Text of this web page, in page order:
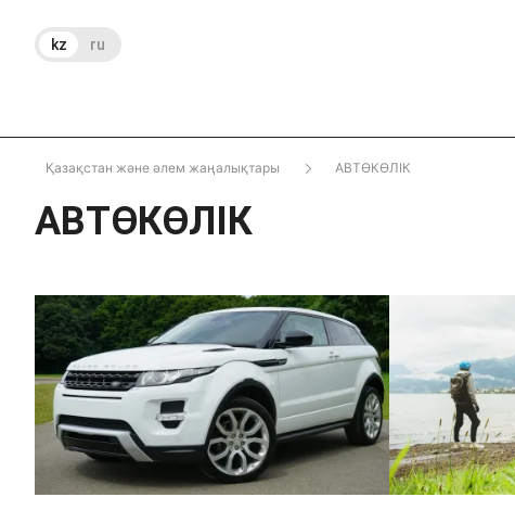
kz ru
Қазақстан және әлем жаңалықтары АВТӨКӨЛІК
АВТӨКӨЛІК